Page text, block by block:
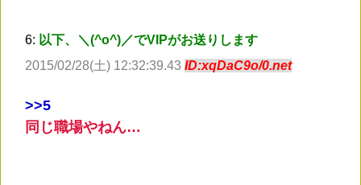
6: 以下、＼(^o^)／でVIPがお送りします
2015/02/28(土) 12:32:39.43 ID:xqDaC9o/0.net
>>5
同じ職場やねん…